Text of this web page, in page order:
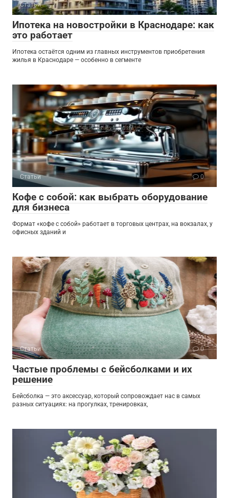
Статьи 0
Ипотека на новостройки в Краснодаре: как
это работает
Ипотека остаётся одним из главных инструментов приобретения
жилья в Краснодаре — особенно в сегменте
Статьи 0
Кофе с собой: как выбрать оборудование
для бизнеса
Формат «кофе с собой» работает в торговых центрах, на вокзалах, у
офисных зданий и
Статьи 0
Частые проблемы с бейсболками и их
решение
Бейсболка — это аксессуар, который сопровождает нас в самых
разных ситуациях: на прогулках, тренировках,